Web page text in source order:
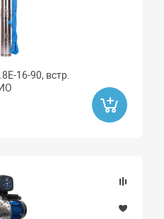
16-90, встр.